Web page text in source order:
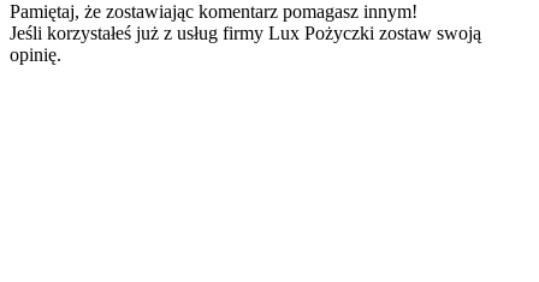
Pamiętaj, że zostawiając komentarz pomagasz innym!
Jeśli korzystałeś już z usług firmy Lux Pożyczki zostaw swoją
opinię.